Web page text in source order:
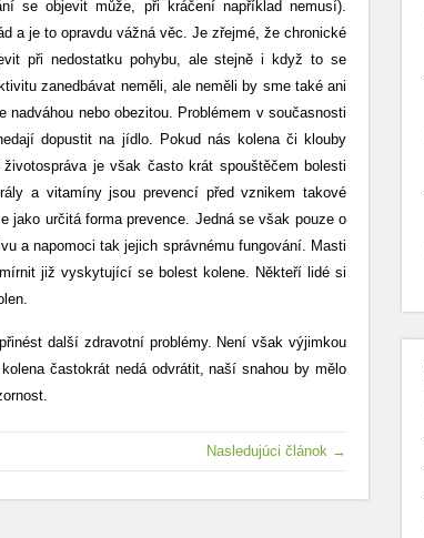
se objevit může, při kráčení například nemusí).
a je to opravdu vážná věc. Je zřejmé, že chronické
při nedostatku pohybu, ale stejně i když to se
zanedbávat neměli, ale neměli by sme také ani
nebo obezitou. Problémem v současnosti
dopustit na jídlo. Pokud nás kolena či klouby
je však často krát spouštěčem bolesti
a vitamíny jsou prevencí před vznikem takové
jako určitá forma prevence. Jedná se však pouze o
a napomoci tak jejich správnému fungování. Masti
již vyskytující se bolest kolene. Někteří lidé si
další zdravotní problémy. Není však výjimkou
častokrát nedá odvrátit, naší snahou by mělo
Nasledujúci článok →